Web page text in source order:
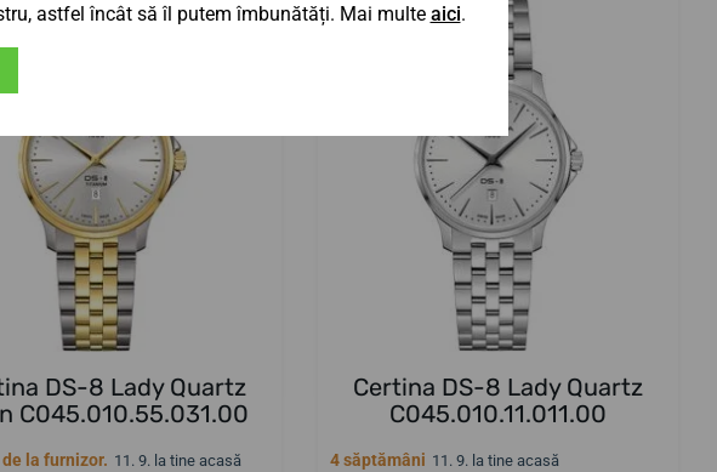
DS-8 Lady Quartz
C045.010.55.031.00
la furnizor. 11. 9. la tine acasă
Certina DS-8 Lady Quartz
C045.010.11.011.00
4 săptămâni 11. 9. la tine acasă
astfel încât să îl putem îmbunătăți. Mai multe aici.